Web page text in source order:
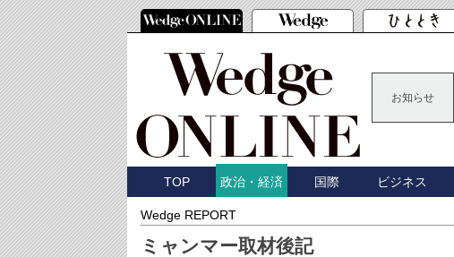
お知らせ
TOP 政治・経済 国際 ビジネス
Wedge REPORT
ミャンマー取材後記